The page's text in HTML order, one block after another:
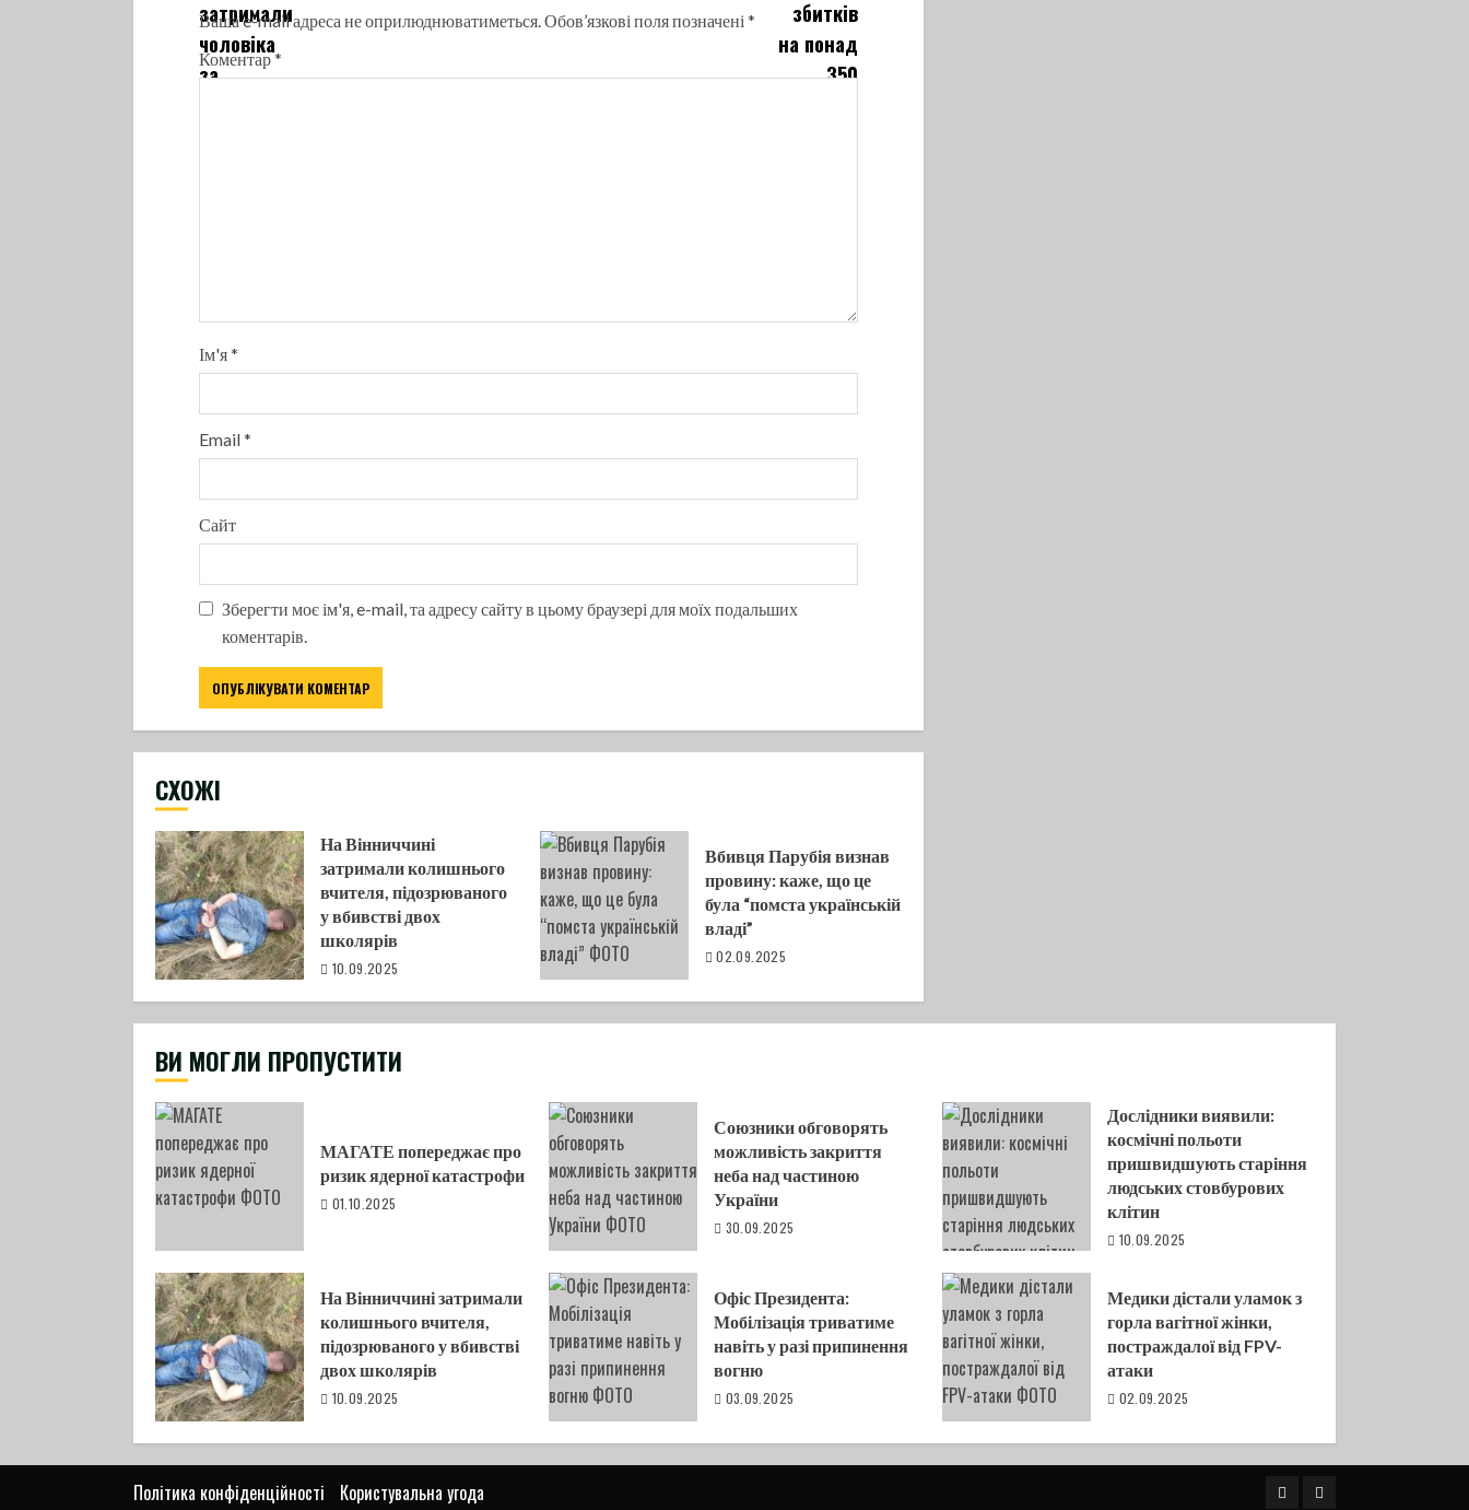
Ваша e-mail адреса не оприлюднюватиметься.Обов’язкові поля позначені *
Коментар*
Ім'я*
Email*
Сайт
Зберегти моє ім'я, e-mail, та адресу сайту в цьому браузері для моїх подальших
коментарів.
CХОЖІ
На Вінниччині
затримали колишнього
вчителя, підозрюваного
у вбивстві двох
школярів
10.09.2025
Вбивця Парубія визнав
провину: каже, що це
була “помста українській
владі”
02.09.2025
ВИ МОГЛИ ПРОПУСТИТИ
МАГАТЕ попереджає про
ризик ядерної катастрофи
01.10.2025
Союзники обговорять
можливість закриття
неба над частиною
України
30.09.2025
Дослідники виявили:
космічні польоти
пришвидшують старіння
людських стовбурових
клітин
10.09.2025
На Вінниччині затримали
колишнього вчителя,
підозрюваного у вбивстві
двох школярів
10.09.2025
Офіс Президента:
Мобілізація триватиме
навіть у разі припинення
вогню
03.09.2025
Медики дістали уламок з
горла вагітної жінки,
постраждалої від FPV-
атаки
02.09.2025
Політика конфіденційності Користувальна угода Telegram
FB